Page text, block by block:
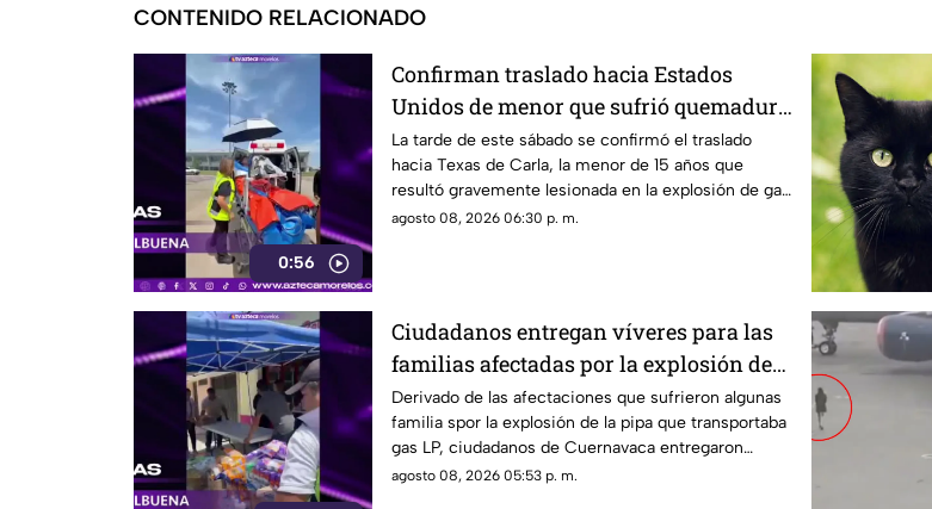
CONTENIDO RELACIONADO
0:56
Confirman traslado hacia Estados
Unidos de menor que sufrió quemadura
en la explosión de gas LP en
Cuernavaca
La tarde de este sábado se confirmó el traslado
hacia Texas de Carla, la menor de 15 años que
resultó gravemente lesionada en la explosión de gas
en Cuernavaca.
agosto 08, 2026 06:30 p. m.
Ciudadanos entregan víveres para las
familias afectadas por la explosión de
pipa en Cuernavaca
Derivado de las afectaciones que sufrieron algunas
familia spor la explosión de la pipa que transportaba
gas LP, ciudadanos de Cuernavaca entregaron
víveres en la zona.
agosto 08, 2026 05:53 p. m.